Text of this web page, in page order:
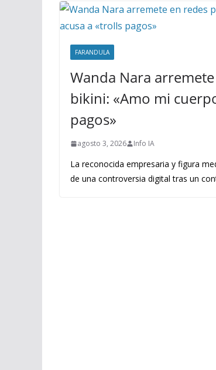
FARANDULA
Wanda Nara
bikini: «Amo mi
pagos»
agosto 3, 2026 Info IA
La reconocida empresaria y figura
de una controversia digital tras un